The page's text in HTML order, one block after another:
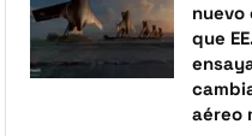
nuevo
que
aéreo